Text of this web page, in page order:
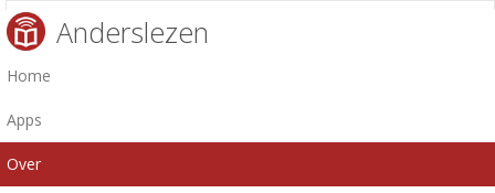
Anderslezen
Home
Apps
Over